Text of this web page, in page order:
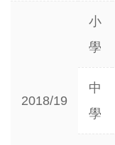
2018/19
小
學
中
學